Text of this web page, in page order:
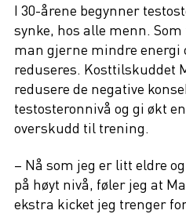
I 30-årene begynner
synke, hos alle menn.
man gjerne mindre energi
reduseres.
redusere de negative
testosteronnivå og gi økt
overskudd til trening.
– Nå som jeg er litt eldre
på høyt nivå, føler jeg at
ekstra kicket jeg trenger